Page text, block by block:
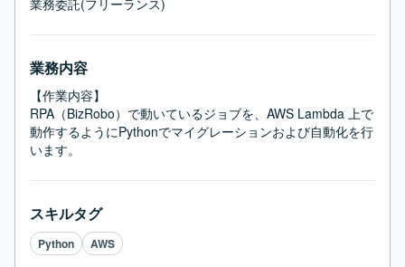
業務委託(フリーランス)
業務内容
【作業内容】
RPA（BizRobo）で動いているジョブを、AWS Lambda 上で
動作するようにPythonでマイグレーションおよび自動化を行
います。
スキルタグ
Python AWS